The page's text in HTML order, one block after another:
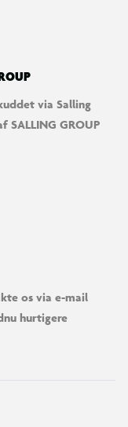
via Salling
SALLING GROUP
os via e-mail
hurtigere